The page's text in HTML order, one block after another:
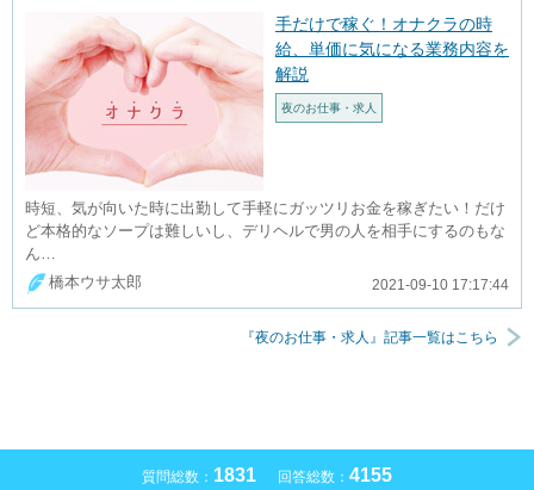
手だけで稼ぐ！オナクラの時
給、単価に気になる業務内容を
解説
夜のお仕事・求人
時短、気が向いた時に出勤して手軽にガッツリお金を稼ぎたい！だけ
ど本格的なソープは難しいし、デリヘルで男の人を相手にするのもな
ん…
橋本ウサ太郎
2021-09-10 17:17:44
『夜のお仕事・求人』記事一覧はこちら
質問総数： 1831 回答総数： 4155